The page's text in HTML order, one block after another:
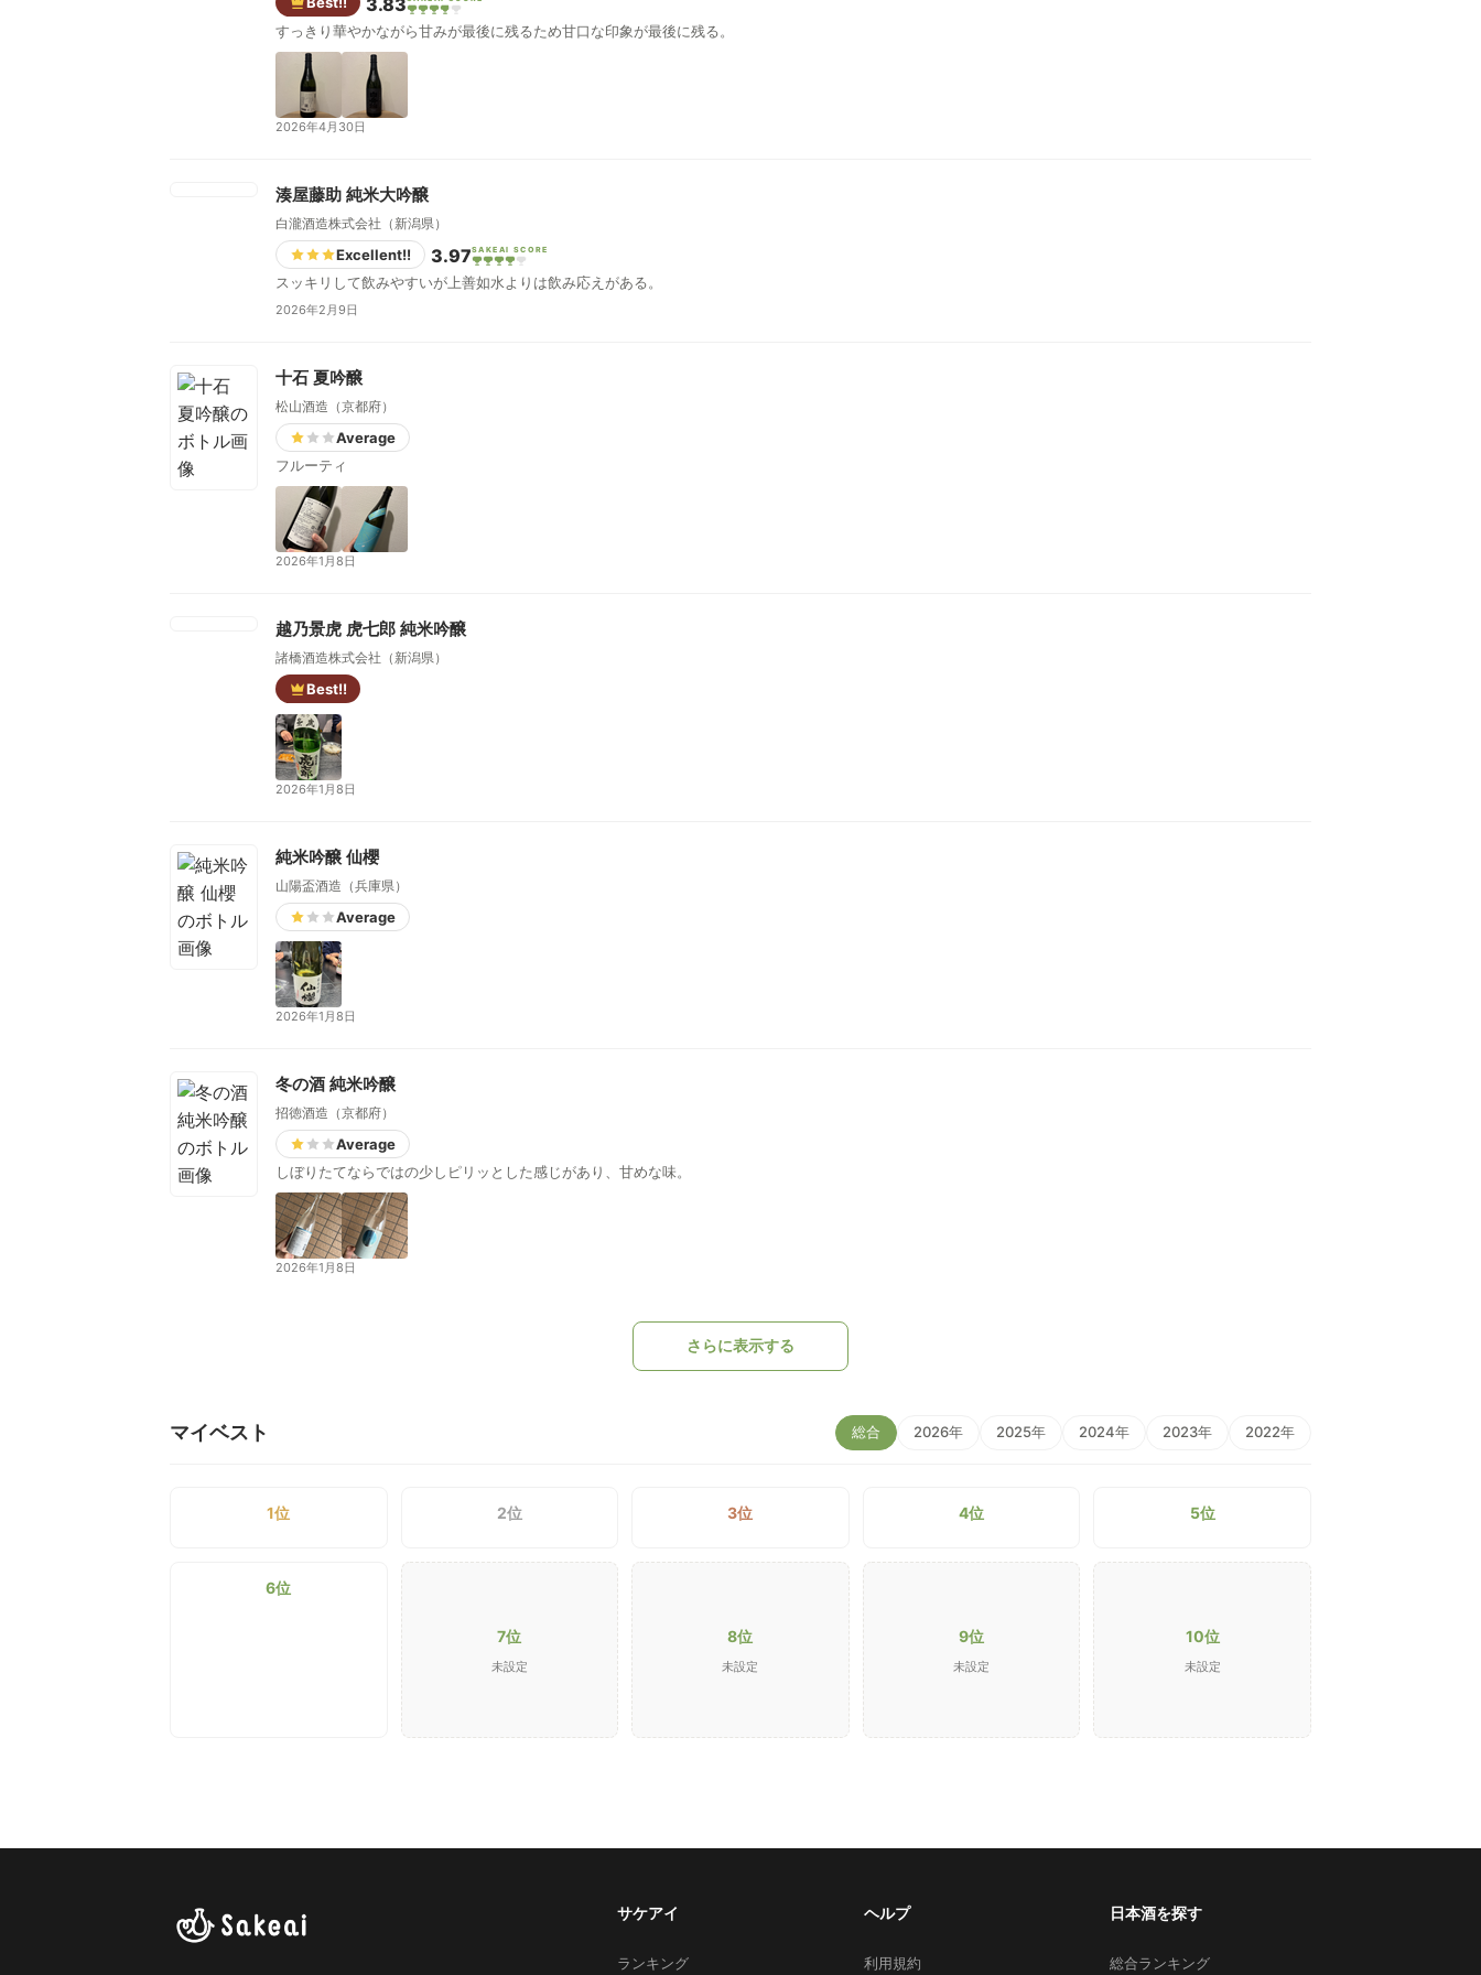
3.83
すっきり華やかながら甘みが最後に残るため甘口な印象が最後に残る。
2026年4月30日
湊屋藤助 純米大吟醸
白瀧酒造株式会社（新潟県）
Excellent!! 3.97SAKEAI SCORE
スッキリして飲みやすいが上善如水よりは飲み応えがある。
2026年2月9日
十石 夏吟醸
松山酒造（京都府）
Average
フルーティ
2026年1月8日
越乃景虎 虎七郎 純米吟醸
諸橋酒造株式会社（新潟県）
Best!!
2026年1月8日
純米吟醸 仙櫻
山陽盃酒造（兵庫県）
Average
2026年1月8日
冬の酒 純米吟醸
招徳酒造（京都府）
Average
しぼりたてならではの少しピリッとした感じがあり、甘めな味。
2026年1月8日
さらに表示する
マイベスト 総合 2026年 2025年 2024年 2023年 2022年
1位 2位 3位 4位 5位
6位
7位
未設定
8位
未設定
9位
未設定
10位
未設定
サケアイ
ランキング
ヘルプ
利用規約
日本酒を探す
総合ランキング